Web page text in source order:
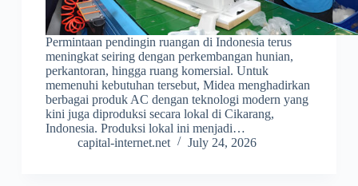
Permintaan pendingin ruangan di Indonesia terus
meningkat seiring dengan perkembangan hunian,
perkantoran, hingga ruang komersial. Untuk
memenuhi kebutuhan tersebut, Midea menghadirkan
berbagai produk AC dengan teknologi modern yang
kini juga diproduksi secara lokal di Cikarang,
Indonesia. Produksi lokal ini menjadi…
capital-internet.net
July 24, 2026